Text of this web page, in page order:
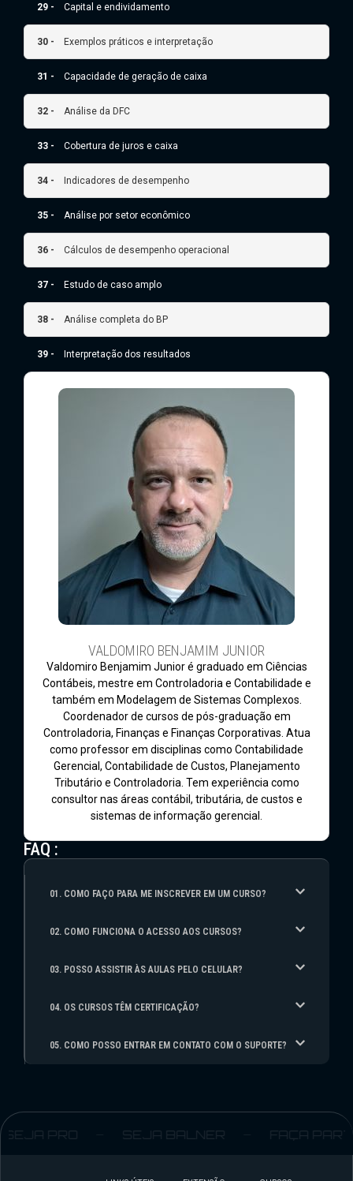
29 - Capital e endividamento
30 - Exemplos práticos e interpretação
31 - Capacidade de geração de caixa
32 - Análise da DFC
33 - Cobertura de juros e caixa
34 - Indicadores de desempenho
35 - Análise por setor econômico
36 - Cálculos de desempenho operacional
37 - Estudo de caso amplo
38 - Análise completa do BP
39 - Interpretação dos resultados
VALDOMIRO BENJAMIM JUNIOR
Valdomiro Benjamim Junior é graduado em Ciências
Contábeis, mestre em Controladoria e Contabilidade e
também em Modelagem de Sistemas Complexos.
Coordenador de cursos de pós-graduação em
Controladoria, Finanças e Finanças Corporativas. Atua
como professor em disciplinas como Contabilidade
Gerencial, Contabilidade de Custos, Planejamento
Tributário e Controladoria. Tem experiência como
consultor nas áreas contábil, tributária, de custos e
sistemas de informação gerencial.
FAQ :
01. COMO FAÇO PARA ME INSCREVER EM UM CURSO?
02. COMO FUNCIONA O ACESSO AOS CURSOS?
03. POSSO ASSISTIR ÀS AULAS PELO CELULAR?
04. OS CURSOS TÊM CERTIFICAÇÃO?
05. COMO POSSO ENTRAR EM CONTATO COM O SUPORTE?
PRO SEJA BALNER FAÇA PARTE